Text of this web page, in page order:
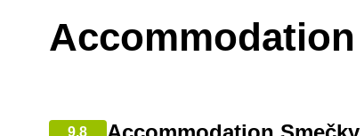
Accommodation
9.8